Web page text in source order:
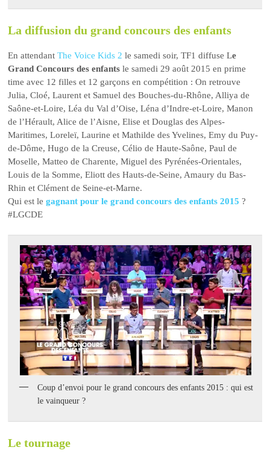
La diffusion du grand concours des enfants
En attendantThe Voice Kids 2le samedi soir, TF1 diffuse Le
Grand Concours des enfants le samedi 29 août 2015 en prime
time avec 12 filles et 12 garçons en compétition : On retrouve
Julia, Cloé, Laurent et Samuel des Bouches-du-Rhône, Alliya de
Saône-et-Loire, Léa du Val d’Oise, Léna d’Indre-et-Loire, Manon
de l’Hérault, Alice de l’Aisne, Elise et Douglas des Alpes-
Maritimes, Loreleï, Laurine et Mathilde des Yvelines, Emy du Puy-
de-Dôme, Hugo de la Creuse, Célio de Haute-Saône, Paul de
Moselle, Matteo de Charente, Miguel des Pyrénées-Orientales,
Louis de la Somme, Eliott des Hauts-de-Seine, Amaury du Bas-
Rhin et Clément de Seine-et-Marne.
Qui est le gagnant pour le grand concours des enfants 2015 ?
#LGCDE
Coup d’envoi pour le grand concours des enfants 2015 : qui est
le vainqueur ?
Le tournage